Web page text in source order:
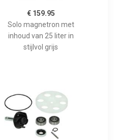
€ 159.95
Solo magnetron met
inhoud van 25 liter in
stijlvol grijs